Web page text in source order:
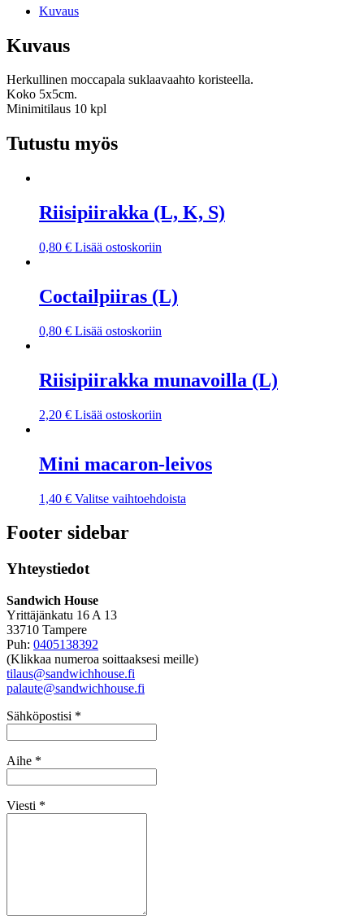
Kuvaus
Kuvaus
Herkullinen moccapala suklaavaahto koristeella.
Koko 5x5cm.
Minimitilaus 10 kpl
Tutustu myös
Riisipiirakka (L, K, S)
0,80 € Lisää ostoskoriin
Coctailpiiras (L)
0,80 € Lisää ostoskoriin
Riisipiirakka munavoilla (L)
2,20 € Lisää ostoskoriin
Mini macaron-leivos
1,40 € Valitse vaihtoehdoista
Footer sidebar
Yhteystiedot
Sandwich House
Yrittäjänkatu 16 A 13
33710 Tampere
Puh: 0405138392
(Klikkaa numeroa soittaaksesi meille)
tilaus@sandwichhouse.fi
palaute@sandwichhouse.fi
Sähköpostisi *
Aihe *
Viesti *